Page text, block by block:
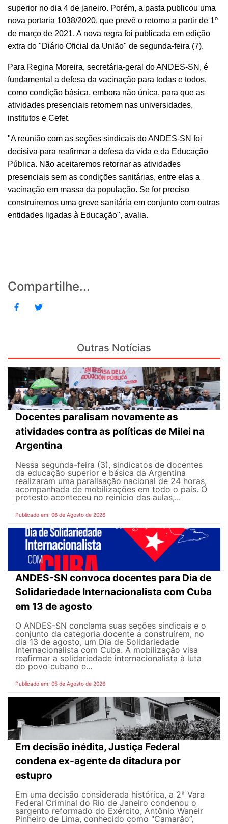
superior no dia 4 de janeiro. Porém, a pasta publicou uma
nova portaria 1038/2020, que prevê o retorno a partir de 1º
de março de 2021. A nova regra foi publicada em edição
extra do "Diário Oficial da União" de segunda-feira (7).
Para Regina Moreira, secretária-geral do ANDES-SN, é
fundamental a defesa da vacinação para todas e todos,
como condição básica, embora não única, para que as
atividades presenciais retornem nas universidades,
institutos e Cefet.
"A reunião com as seções sindicais do ANDES-SN foi
decisiva para reafirmar a defesa da vida e da Educação
Pública. Não aceitaremos retornar as atividades
presenciais sem as condições sanitárias, entre elas a
vacinação em massa da população. Se for preciso
construiremos uma greve sanitária em conjunto com outras
entidades ligadas à Educação", avalia.
Compartilhe...
Outras Notícias
Docentes paralisam novamente as
atividades contra as políticas de Milei na
Argentina
Nessa segunda-feira (3), sindicatos de docentes
da educação superior e básica da Argentina
realizaram uma paralisação nacional de 24 horas,
acompanhada de mobilizações em todo o país. O
protesto aconteceu no reinício das aulas,...
Publicado em: 06 de Agosto de 2026
ANDES-SN convoca docentes para Dia de
Solidariedade Internacionalista com Cuba
em 13 de agosto
O ANDES-SN conclama suas seções sindicais e o
conjunto da categoria docente a construírem, no
dia 13 de agosto, um Dia de Solidariedade
Internacionalista com Cuba. A mobilização visa
reafirmar a solidariedade internacionalista à luta
do povo cubano e...
Publicado em: 05 de Agosto de 2026
Em decisão inédita, Justiça Federal
condena ex-agente da ditadura por
estupro
Em uma decisão considerada histórica, a 2ª Vara
Federal Criminal do Rio de Janeiro condenou o
sargento reformado do Exército, Antônio Waneir
Pinheiro de Lima, conhecido como "Camarão”,